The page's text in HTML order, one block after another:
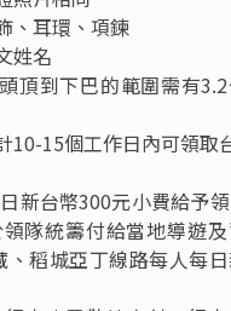
開業)杭州臨安萬豪酒店